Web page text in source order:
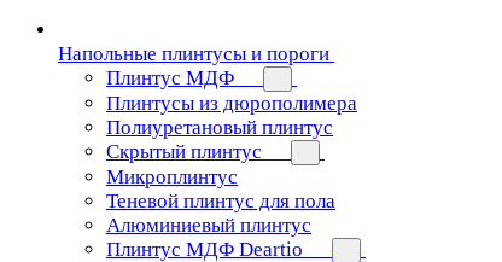
Напольные плинтусы и пороги
Плинтус МДФ
Плинтусы из дюрополимера
Полиуретановый плинтус
Скрытый плинтус
Микроплинтус
Теневой плинтус для пола
Алюминиевый плинтус
Плинтус МДФ Deartio